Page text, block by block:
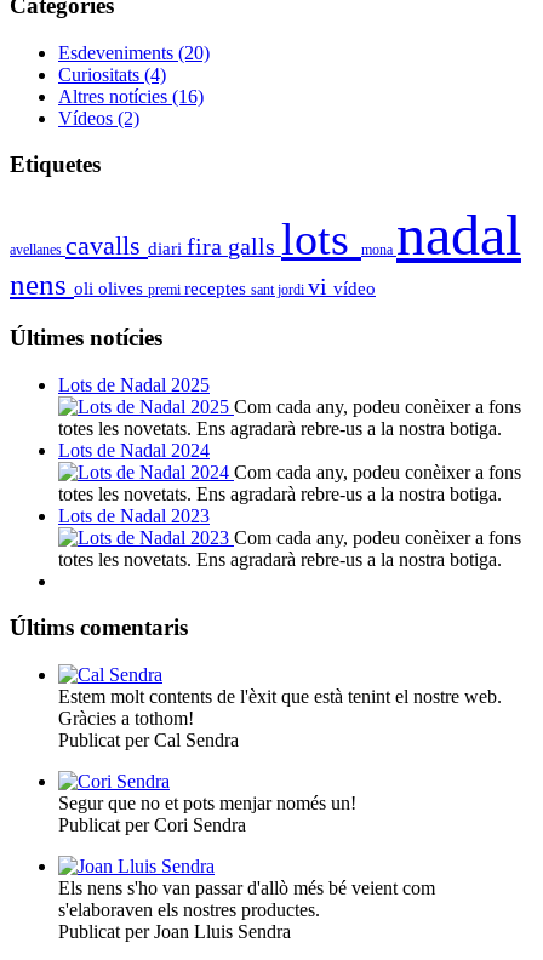
Categoríes
Esdeveniments (20)
Curiositats (4)
Altres notícies (16)
Vídeos (2)
Etiquetes
avellanes cavalls diari fira galls lots mona nadal
nens oli olives premi receptes sant jordi vi vídeo
Últimes notícies
Lots de Nadal 2025
Com cada any, podeu conèixer a fons
totes les novetats. Ens agradarà rebre-us a la nostra botiga.
Lots de Nadal 2024
Com cada any, podeu conèixer a fons
totes les novetats. Ens agradarà rebre-us a la nostra botiga.
Lots de Nadal 2023
Com cada any, podeu conèixer a fons
totes les novetats. Ens agradarà rebre-us a la nostra botiga.
Últims comentaris
Estem molt contents de l'èxit que està tenint el nostre web.
Gràcies a tothom!
Publicat per Cal Sendra
Segur que no et pots menjar només un!
Publicat per Cori Sendra
Els nens s'ho van passar d'allò més bé veient com
s'elaboraven els nostres productes.
Publicat per Joan Lluis Sendra